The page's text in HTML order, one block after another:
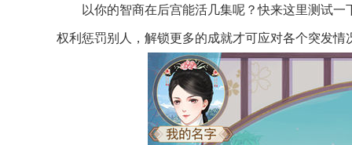
以你的智商在后宫能活几集呢？快来这里测试
权利惩罚别人，解锁更多的成就才可应对各个突发情